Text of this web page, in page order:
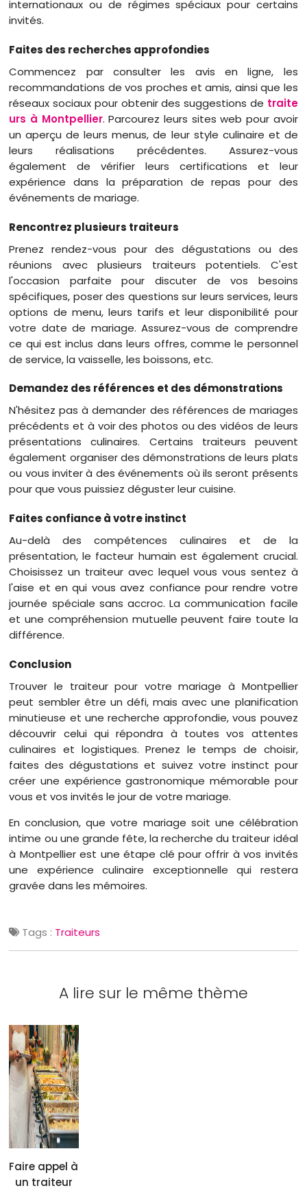
internationaux ou de régimes spéciaux pour certains
invités.
Faites des recherches approfondies
Commencez par consulter les avis en ligne, les
recommandations de vos proches et amis, ainsi que les
réseaux sociaux pour obtenir des suggestions de traite
urs à Montpellier. Parcourez leurs sites web pour avoir
un aperçu de leurs menus, de leur style culinaire et de
leurs réalisations précédentes. Assurez-vous
également de vérifier leurs certifications et leur
expérience dans la préparation de repas pour des
événements de mariage.
Rencontrez plusieurs traiteurs
Prenez rendez-vous pour des dégustations ou des
réunions avec plusieurs traiteurs potentiels. C'est
l'occasion parfaite pour discuter de vos besoins
spécifiques, poser des questions sur leurs services, leurs
options de menu, leurs tarifs et leur disponibilité pour
votre date de mariage. Assurez-vous de comprendre
ce qui est inclus dans leurs offres, comme le personnel
de service, la vaisselle, les boissons, etc.
Demandez des références et des démonstrations
N'hésitez pas à demander des références de mariages
précédents et à voir des photos ou des vidéos de leurs
présentations culinaires. Certains traiteurs peuvent
également organiser des démonstrations de leurs plats
ou vous inviter à des événements où ils seront présents
pour que vous puissiez déguster leur cuisine.
Faites confiance à votre instinct
Au-delà des compétences culinaires et de la
présentation, le facteur humain est également crucial.
Choisissez un traiteur avec lequel vous vous sentez à
l'aise et en qui vous avez confiance pour rendre votre
journée spéciale sans accroc. La communication facile
et une compréhension mutuelle peuvent faire toute la
différence.
Conclusion
Trouver le traiteur pour votre mariage à Montpellier
peut sembler être un défi, mais avec une planification
minutieuse et une recherche approfondie, vous pouvez
découvrir celui qui répondra à toutes vos attentes
culinaires et logistiques. Prenez le temps de choisir,
faites des dégustations et suivez votre instinct pour
créer une expérience gastronomique mémorable pour
vous et vos invités le jour de votre mariage.
En conclusion, que votre mariage soit une célébration
intime ou une grande fête, la recherche du traiteur idéal
à Montpellier est une étape clé pour offrir à vos invités
une expérience culinaire exceptionnelle qui restera
gravée dans les mémoires.
Tags : Traiteurs
A lire sur le même thème
Faire appel à
un traiteur